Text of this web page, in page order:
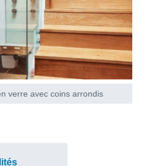
verre avec coins arrondis